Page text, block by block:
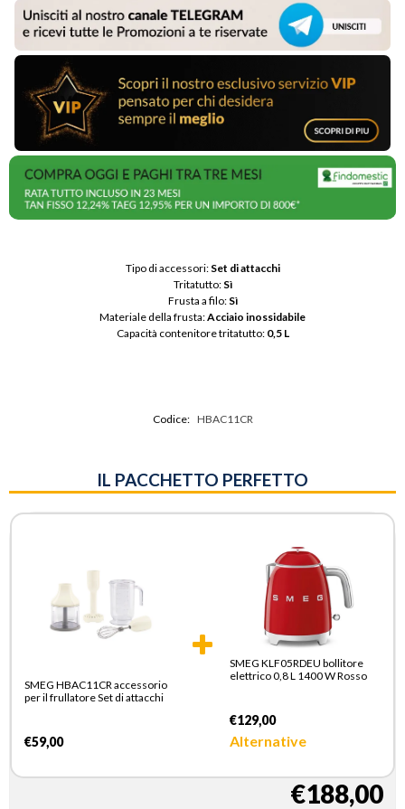
Tipo di accessori: Set di attacchi
Tritatutto: Sì
Frusta a filo: Sì
Materiale della frusta: Acciaio inossidabile
Capacità contenitore tritatutto: 0,5 L
Codice: HBAC11CR
IL PACCHETTO PERFETTO
SMEG HBAC11CR accessorio
per il frullatore Set di attacchi
€59,00
SMEG KLF05RDEU bollitore
elettrico 0,8 L 1400 W Rosso
€129,00
Alternative
€188,00